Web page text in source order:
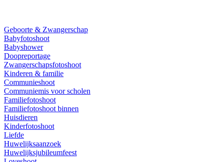
Geboorte & Zwangerschap
Babyfotoshoot
Babyshower
Doopreportage
Zwangerschapsfotoshoot
Kinderen & familie
Communieshoot
Communiemis voor scholen
Familiefotoshoot
Familiefotoshoot binnen
Huisdieren
Kinderfotoshoot
Liefde
Huwelijksaanzoek
Huwelijksjubileumfeest